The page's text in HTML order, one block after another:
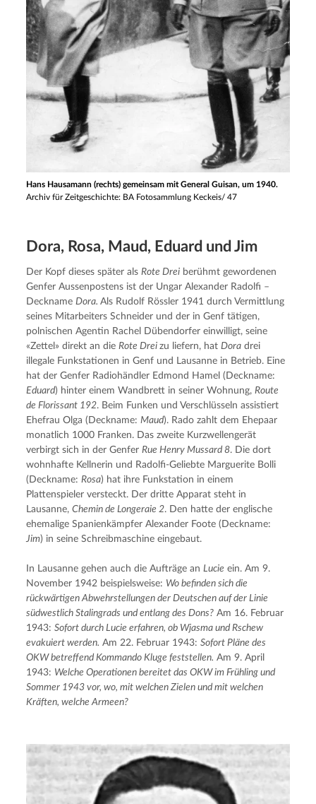
Hans Hausamann (rechts) gemeinsam mit General Guisan, um 1940.
Archiv für Zeitgeschichte: BA Fotosammlung Keckeis/ 47
Dora, Rosa, Maud, Eduard und Jim
Der Kopf dieses später als Rote Drei berühmt gewordenen
Genfer Aussenpostens ist der Ungar Alexander Radolfi –
Deckname Dora. Als Rudolf Rössler 1941 durch Vermittlung
seines Mitarbeiters Schneider und der in Genf tätigen,
polnischen Agentin Rachel Dübendorfer einwilligt, seine
«Zettel» direkt an die Rote Drei zu liefern, hat Dora drei
illegale Funkstationen in Genf und Lausanne in Betrieb. Eine
Eduard) hinter einem Wandbrett in seiner Wohnung, Route
de Florissant 192. Beim Funken und Verschlüsseln assistiert
Ehefrau Olga (Deckname: Maud). Rado zahlt dem Ehepaar
monatlich 1000 Franken. Das zweite Kurzwellengerät
verbirgt sich in der Genfer Rue Henry Mussard 8. Die dort
wohnhafte Kellnerin und Radolfi-Geliebte Marguerite Bolli
(Deckname: Rosa) hat ihre Funkstation in einem
Plattenspieler versteckt. Der dritte Apparat steht in
Lausanne, Chemin de Longeraie 2. Den hatte der englische
Jim) in seine Schreibmaschine eingebaut.
In Lausanne gehen auch die Aufträge an Lucie ein. Am 9.
November 1942 beispielsweise: Wo befinden sich die
rückwärtigen Abwehrstellungen der Deutschen auf der Linie
südwestlich Stalingrads und entlang des Dons? Am 16. Februar
1943: Sofort durch Lucie erfahren, ob Wjasma und Rschew
evakuiert werden. Am 22. Februar 1943: Sofort Pläne des
OKW betreffend Kommando Kluge feststellen. Am 9. April
1943: Welche Operationen bereitet das OKW im Frühling und
Sommer 1943 vor, wo, mit welchen Zielen und mit welchen
Kräften, welche Armeen?